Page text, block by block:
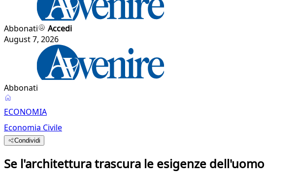
Abbonati
Accedi
August 7, 2026
Abbonati
ECONOMIA
Economia Civile
Condividi
Se l'architettura trascura le esigenze dell'uomo